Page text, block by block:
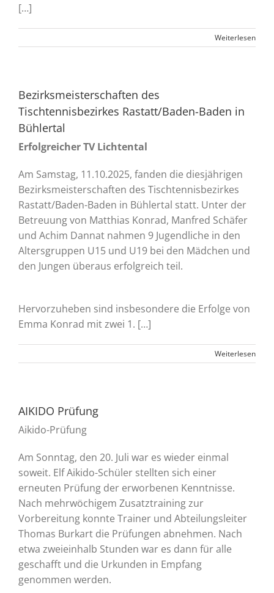
[…]
Weiterlesen
Bezirksmeisterschaften des
Tischtennisbezirkes Rastatt/Baden-Baden in
Bühlertal
Erfolgreicher TV Lichtental
Am Samstag, 11.10.2025, fanden die diesjährigen
Bezirksmeisterschaften des Tischtennisbezirkes
Rastatt/Baden-Baden in Bühlertal statt. Unter der
Betreuung von Matthias Konrad, Manfred Schäfer
und Achim Dannat nahmen 9 Jugendliche in den
Altersgruppen U15 und U19 bei den Mädchen und
den Jungen überaus erfolgreich teil.
Hervorzuheben sind insbesondere die Erfolge von
Emma Konrad mit zwei 1. […]
Weiterlesen
AIKIDO Prüfung
Aikido-Prüfung
Am Sonntag, den 20. Juli war es wieder einmal
soweit. Elf Aikido-Schüler stellten sich einer
erneuten Prüfung der erworbenen Kenntnisse.
Nach mehrwöchigem Zusatztraining zur
Vorbereitung konnte Trainer und Abteilungsleiter
Thomas Burkart die Prüfungen abnehmen. Nach
etwa zweieinhalb Stunden war es dann für alle
geschafft und die Urkunden in Empfang
genommen werden.